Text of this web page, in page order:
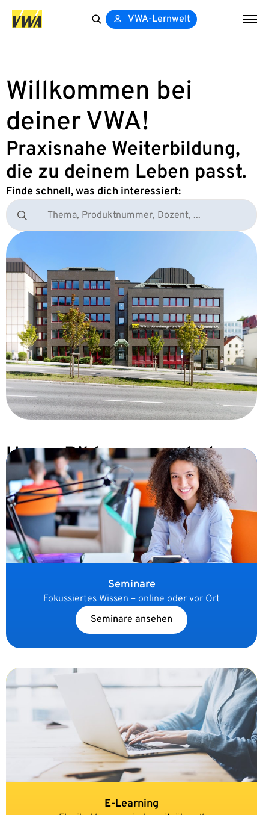
VWA-Lernwelt
Willkommen bei
deiner VWA!
Praxisnahe Weiterbildung,
die zu deinem Leben passt.
Finde schnell, was dich interessiert:
Search
for:
Unser Bildungsangebot
Seminare
Fokussiertes Wissen – online oder vor Ort
Seminare ansehen
E-Learning